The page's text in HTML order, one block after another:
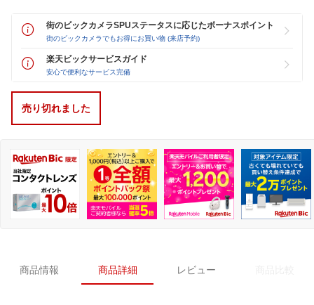
街のビックカメラSPUステータスに応じたボーナスポイント
街のビックカメラでもお得にお買い物 (来店予約)
楽天ビックサービスガイド
安心で便利なサービス完備
売り切れました
商品情報 商品詳細 レビュー